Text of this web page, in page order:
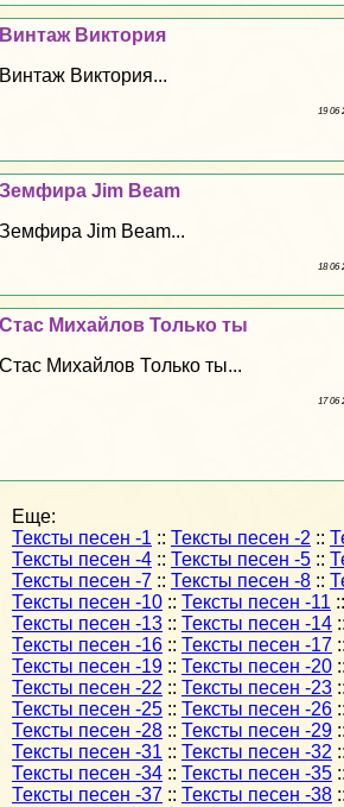
Винтаж Виктория
Винтаж Виктория...
19 06
Земфира Jim Beam
Земфира Jim Beam...
18 06
Стас Михайлов Только ты
Стас Михайлов Только ты...
17 06
Еще:
Тексты песен -1 :: Тексты песен -2 ::
Тексты песен -4 :: Тексты песен -5 ::
Тексты песен -7 :: Тексты песен -8 ::
Тексты песен -10 :: Тексты песен -11 ::
Тексты песен -13 :: Тексты песен -14 ::
Тексты песен -16 :: Тексты песен -17 ::
Тексты песен -19 :: Тексты песен -20 ::
Тексты песен -22 :: Тексты песен -23 ::
Тексты песен -25 :: Тексты песен -26 ::
Тексты песен -28 :: Тексты песен -29 ::
Тексты песен -31 :: Тексты песен -32 ::
Тексты песен -34 :: Тексты песен -35 ::
Тексты песен -37 :: Тексты песен -38 ::